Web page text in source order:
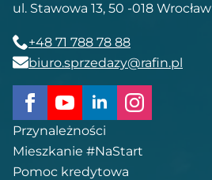
ul. Stawowa 13, 50 -018 Wrocław
+48 71 788 78 88
biuro.sprzedazy@rafin.pl
Przynależności
Mieszkanie #NaStart
Pomoc kredytowa